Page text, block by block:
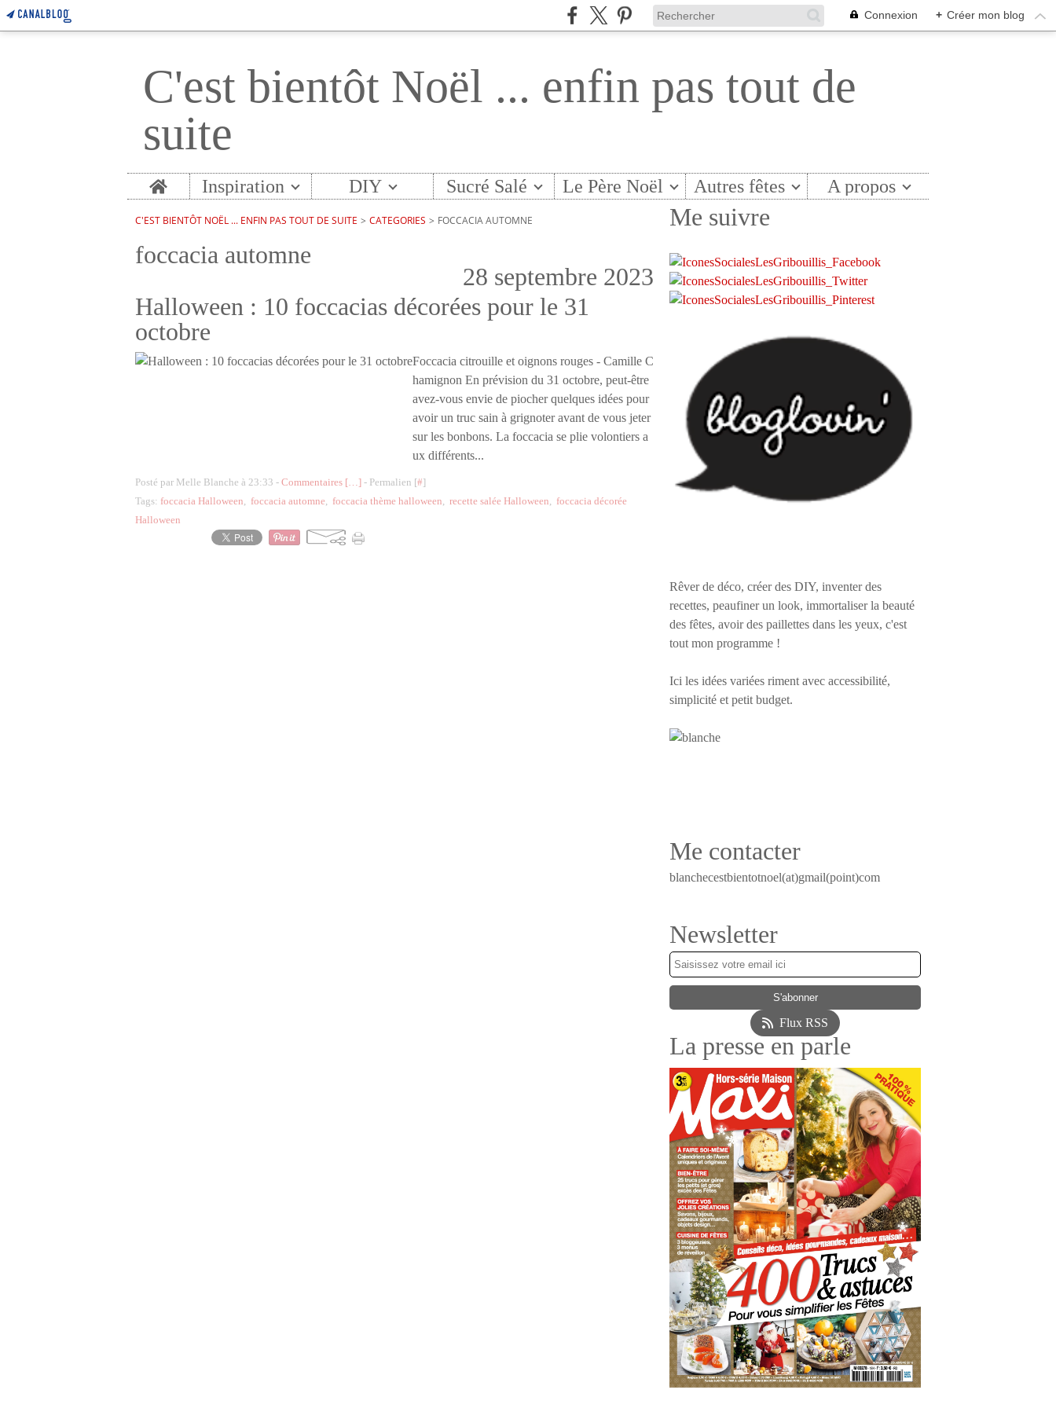
Connexion + Créer mon blog
C'est bientôt Noël ... enfin pas tout de
suite
Home Inspiration DIY Sucré Salé Le Père Noël Autres fêtes A propos
C'EST BIENTÔT NOËL ... ENFIN PAS TOUT DE SUITE > CATEGORIES > FOCCACIA AUTOMNE
foccacia automne
28 septembre 2023
Halloween : 10 foccacias décorées pour le 31
octobre
Foccacia citrouille et oignons rouges - Camille C
hamignon En prévision du 31 octobre, peut-être
avez-vous envie de piocher quelques idées pour
avoir un truc sain à grignoter avant de vous jeter
sur les bonbons. La foccacia se plie volontiers a
ux différents...
Posté par Melle Blanche à 23:33 - Commentaires […] - Permalien [#]
Tags: foccacia Halloween, foccacia automne, foccacia thème halloween, recette salée Halloween, foccacia décorée
Halloween
Me suivre
Rêver de déco, créer des DIY, inventer des
recettes, peaufiner un look, immortaliser la beauté
des fêtes, avoir des paillettes dans les yeux, c'est
tout mon programme !
Ici les idées variées riment avec accessibilité,
simplicité et petit budget.
Me contacter
blanchecestbientotnoel(at)gmail(point)com
Newsletter
Flux RSS
La presse en parle